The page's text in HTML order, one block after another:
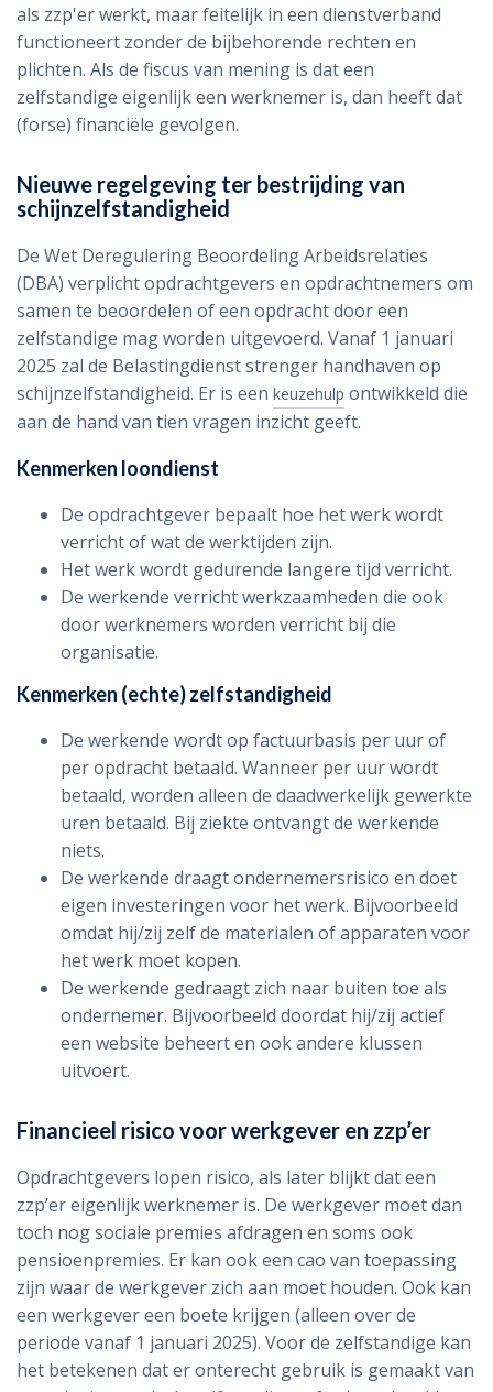
als zzp'er werkt, maar feitelijk in een dienstverband
functioneert zonder de bijbehorende rechten en
plichten. Als de fiscus van mening is dat een
zelfstandige eigenlijk een werknemer is, dan heeft dat
(forse) financiële gevolgen.
Nieuwe regelgeving ter bestrijding van
schijnzelfstandigheid
De Wet Deregulering Beoordeling Arbeidsrelaties
(DBA) verplicht opdrachtgevers en opdrachtnemers om
samen te beoordelen of een opdracht door een
zelfstandige mag worden uitgevoerd. Vanaf 1 januari
2025 zal de Belastingdienst strenger handhaven op
schijnzelfstandigheid. Er is een keuzehulp ontwikkeld die
aan de hand van tien vragen inzicht geeft.
Kenmerken loondienst
De opdrachtgever bepaalt hoe het werk wordt
verricht of wat de werktijden zijn.
Het werk wordt gedurende langere tijd verricht.
De werkende verricht werkzaamheden die ook
door werknemers worden verricht bij die
organisatie.
Kenmerken (echte) zelfstandigheid
De werkende wordt op factuurbasis per uur of
per opdracht betaald. Wanneer per uur wordt
betaald, worden alleen de daadwerkelijk gewerkte
uren betaald. Bij ziekte ontvangt de werkende
niets.
De werkende draagt ondernemersrisico en doet
eigen investeringen voor het werk. Bijvoorbeeld
omdat hij/zij zelf de materialen of apparaten voor
het werk moet kopen.
De werkende gedraagt zich naar buiten toe als
ondernemer. Bijvoorbeeld doordat hij/zij actief
een website beheert en ook andere klussen
uitvoert.
Financieel risico voor werkgever en zzp’er
Opdrachtgevers lopen risico, als later blijkt dat een
zzp’er eigenlijk werknemer is. De werkgever moet dan
toch nog sociale premies afdragen en soms ook
pensioenpremies. Er kan ook een cao van toepassing
zijn waar de werkgever zich aan moet houden. Ook kan
een werkgever een boete krijgen (alleen over de
periode vanaf 1 januari 2025). Voor de zelfstandige kan
het betekenen dat er onterecht gebruik is gemaakt van